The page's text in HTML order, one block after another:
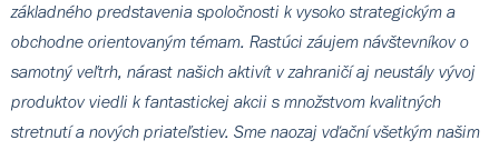
základného predstavenia spoločnosti k vysoko strategickým a
obchodne orientovaným témam. Rastúci záujem návštevníkov o
samotný veľtrh, nárast našich aktivít v zahraničí aj neustály vývoj
produktov viedli k fantastickej akcii s množstvom kvalitných
stretnutí a nových priateľstiev. Sme naozaj vďační všetkým našim